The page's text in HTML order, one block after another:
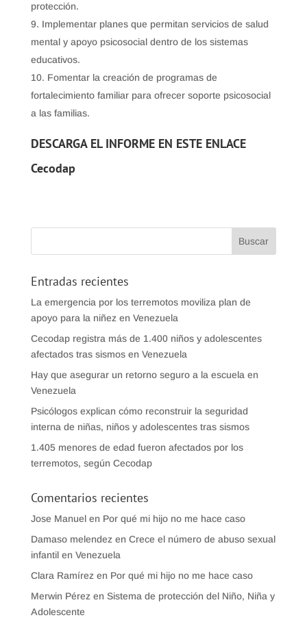
protección.
Implementar planes que permitan servicios de salud
mental y apoyo psicosocial dentro de los sistemas
educativos.
Fomentar la creación de programas de
fortalecimiento familiar para ofrecer soporte psicosocial
a las familias.
DESCARGA EL INFORME EN ESTE ENLACE
Cecodap
Entradas recientes
La emergencia por los terremotos moviliza plan de
apoyo para la niñez en Venezuela
Cecodap registra más de 1.400 niños y adolescentes
afectados tras sismos en Venezuela
Hay que asegurar un retorno seguro a la escuela en
Venezuela
Psicólogos explican cómo reconstruir la seguridad
interna de niñas, niños y adolescentes tras sismos
1.405 menores de edad fueron afectados por los
terremotos, según Cecodap
Comentarios recientes
Jose Manuelen Por qué mi hijo no me hace caso
Damaso melendezen Crece el número de abuso sexual
infantil en Venezuela
Clara Ramírezen Por qué mi hijo no me hace caso
Merwin Pérezen Sistema de protección del Niño, Niña y
Adolescente